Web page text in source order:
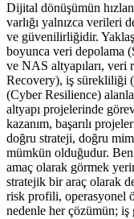
Dijital dönüşümün
varlığı yalnızca
ve güvenilirliğidir.
boyunca veri depolama
ve NAS altyapıları, veri
Recovery), iş sürekliliği
(Cyber Resilience)
altyapı projelerinde
kazanım, başarılı
doğru strateji, doğru
mümkün olduğudur.
amaç olarak görmek
stratejik bir araç olarak
risk profili, operasyonel
nedenle her çözümün;